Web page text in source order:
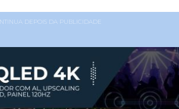
DEPOIS DA PUBLICIDADE